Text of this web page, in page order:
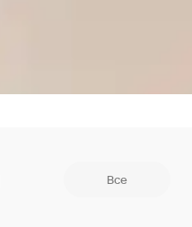
Все